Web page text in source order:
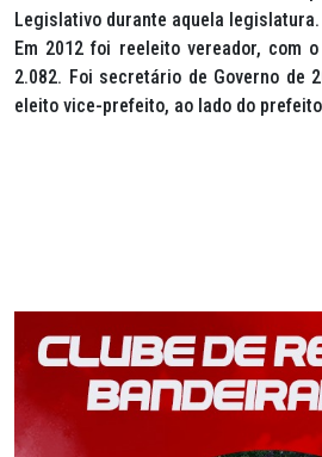
Legislativo durante aquela legislatura.
Em 2012 foi reeleito vereador, com
2.082. Foi secretário de Governo de
eleito vice-prefeito, ao lado do